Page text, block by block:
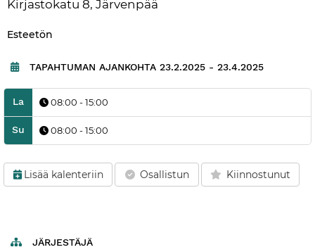
Kirjastokatu 8, Järvenpää
Kategoria:
Esteetön
TAPAHTUMAN AJANKOHTA 23.2.2025 - 23.4.2025
La 08:00 - 15:00
Su 08:00 - 15:00
Lisää kalenteriin Osallistun Kiinnostunut
JÄRJESTÄJÄ